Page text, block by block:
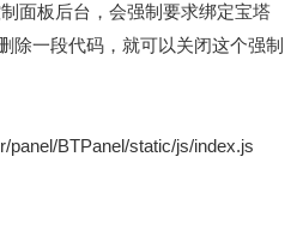
面板后台，会强制要求绑定宝塔
除一段代码，就可以关闭这个强制
BTPanel/static/js/index.js